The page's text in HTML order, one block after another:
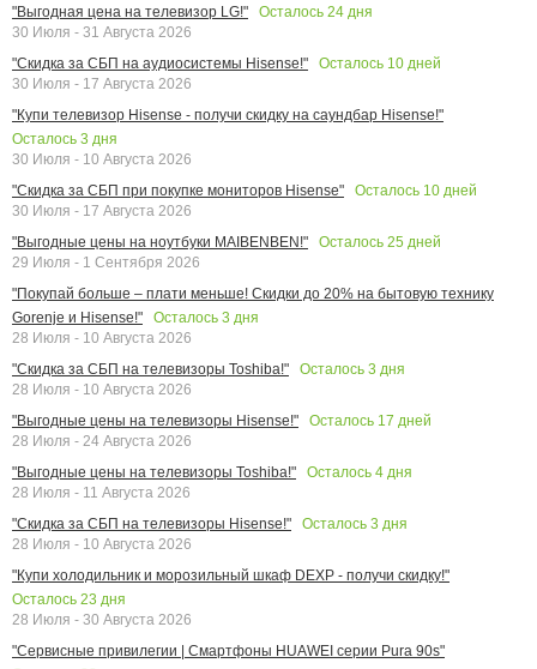
"Выгодная цена на телевизор LG!"
Осталось 24 дня
30 Июля - 31 Августа 2026
"Скидка за СБП на аудиосистемы Hisense!"
Осталось 10 дней
30 Июля - 17 Августа 2026
"Купи телевизор Hisense - получи скидку на саундбар Hisense!"
Осталось 3 дня
30 Июля - 10 Августа 2026
"Скидка за СБП при покупке мониторов Hisense"
Осталось 10 дней
30 Июля - 17 Августа 2026
"Выгодные цены на ноутбуки MAIBENBEN!"
Осталось 25 дней
29 Июля - 1 Сентября 2026
"Покупай больше – плати меньше! Скидки до 20% на бытовую технику
Gorenje и Hisense!"
Осталось 3 дня
28 Июля - 10 Августа 2026
"Скидка за СБП на телевизоры Toshiba!"
Осталось 3 дня
28 Июля - 10 Августа 2026
"Выгодные цены на телевизоры Hisense!"
Осталось 17 дней
28 Июля - 24 Августа 2026
"Выгодные цены на телевизоры Toshiba!"
Осталось 4 дня
28 Июля - 11 Августа 2026
"Скидка за СБП на телевизоры Hisense!"
Осталось 3 дня
28 Июля - 10 Августа 2026
"Купи холодильник и морозильный шкаф DEXP - получи скидку!"
Осталось 23 дня
28 Июля - 30 Августа 2026
"Сервисные привилегии | Смартфоны HUAWEI серии Pura 90s"